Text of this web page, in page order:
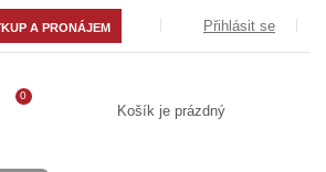
A PRONÁJEM Přihlásit se
0
Košík je prázdný